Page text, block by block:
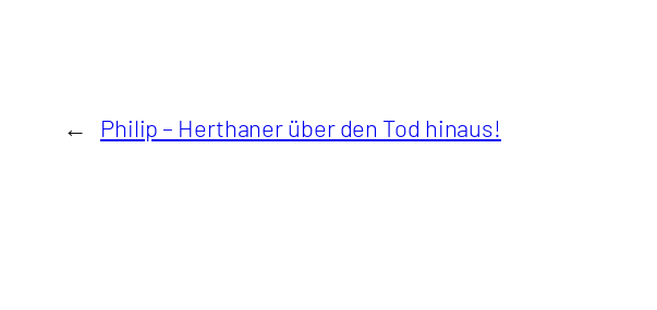
← Philip – Herthaner über den Tod hinaus!